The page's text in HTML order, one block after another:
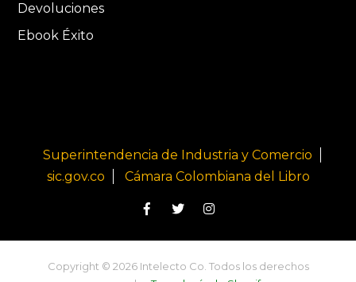
Devoluciones
Ebook Éxito
Superintendencia de Industria y Comercio
sic.gov.co
Cámara Colombiana del Libro
Copyright © 2026 Intelecto Co. Todos los derechos